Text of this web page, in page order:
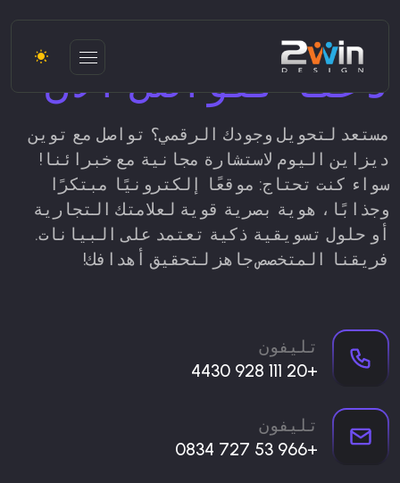
دعنا نتواصل الآن
مستعد لتحويل وجودك الرقمي؟ تواصل مع توين
ديزاين اليوم لاستشارة مجانية مع خبرائنا!
سواء كنت تحتاج: موقعًا إلكترونيًا مبتكرًا
وجذابًا، هوية بصرية قوية لعلامتك التجارية
أو حلول تسويقية ذكية تعتمد على البيانات.
فريقنا المتخصص جاهز لتحقيق أهدافك!
تليفون
+20 111 928 4430
تليفون
+966 53 727 0834